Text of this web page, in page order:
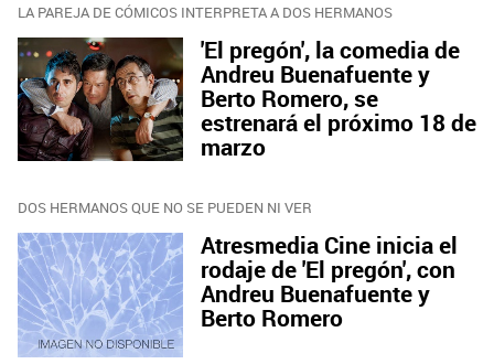
LA PAREJA DE CÓMICOS INTERPRETA A DOS HERMANOS
'El pregón', la comedia de
Andreu Buenafuente y
Berto Romero, se
estrenará el próximo 18 de
marzo
DOS HERMANOS QUE NO SE PUEDEN NI VER
Atresmedia Cine inicia el
rodaje de 'El pregón', con
Andreu Buenafuente y
Berto Romero